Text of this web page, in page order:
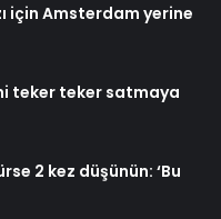
için Amsterdam yerine
teker teker satmaya
2 kez düşünün: ‘Bu